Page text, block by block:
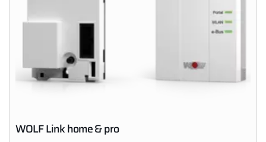
WOLF Link home & pro
Servus!
Werkskundendienst